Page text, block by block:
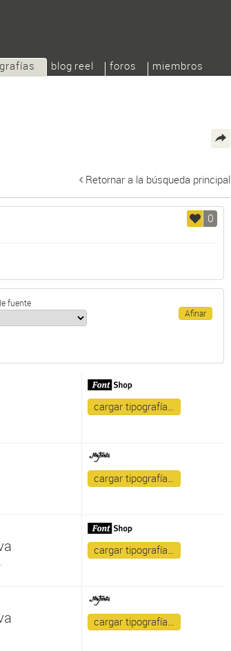
blog reel foros miembros
Retornar a la búsqueda principal
0
fuente
cargar tipografía…
cargar tipografía…
cargar tipografía…
cargar tipografía…